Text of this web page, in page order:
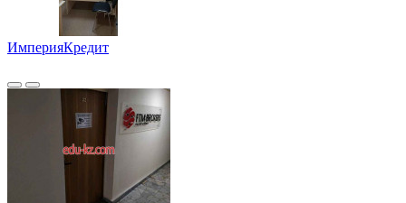
ИмперияКредит